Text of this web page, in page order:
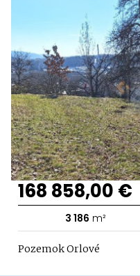
168 858,00 €
3 186 m²
Pozemok Orlové